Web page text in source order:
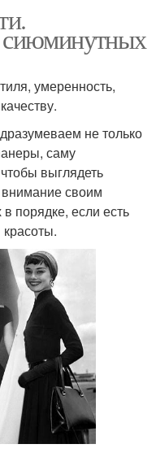
сиюминутных
умеренность,
не только
саму
выглядеть
своим
порядке, если есть